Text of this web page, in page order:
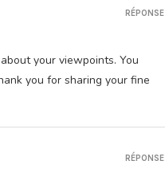
your viewpoints. You
you for sharing your fine
RÉPONSE
RÉPONSE